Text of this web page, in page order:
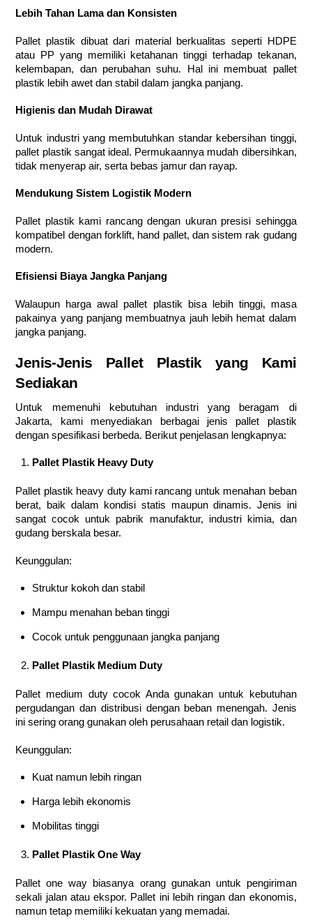
Lebih Tahan Lama dan Konsisten
Pallet plastik dibuat dari material berkualitas seperti HDPE
atau PP yang memiliki ketahanan tinggi terhadap tekanan,
kelembapan, dan perubahan suhu. Hal ini membuat pallet
plastik lebih awet dan stabil dalam jangka panjang.
Higienis dan Mudah Dirawat
Untuk industri yang membutuhkan standar kebersihan tinggi,
pallet plastik sangat ideal. Permukaannya mudah dibersihkan,
tidak menyerap air, serta bebas jamur dan rayap.
Mendukung Sistem Logistik Modern
Pallet plastik kami rancang dengan ukuran presisi sehingga
kompatibel dengan forklift, hand pallet, dan sistem rak gudang
modern.
Efisiensi Biaya Jangka Panjang
Walaupun harga awal pallet plastik bisa lebih tinggi, masa
pakainya yang panjang membuatnya jauh lebih hemat dalam
jangka panjang.
Jenis-Jenis Pallet Plastik yang Kami
Sediakan
Untuk memenuhi kebutuhan industri yang beragam di
Jakarta, kami menyediakan berbagai jenis pallet plastik
dengan spesifikasi berbeda. Berikut penjelasan lengkapnya:
Pallet Plastik Heavy Duty
Pallet plastik heavy duty kami rancang untuk menahan beban
berat, baik dalam kondisi statis maupun dinamis. Jenis ini
sangat cocok untuk pabrik manufaktur, industri kimia, dan
gudang berskala besar.
Keunggulan:
Struktur kokoh dan stabil
Mampu menahan beban tinggi
Cocok untuk penggunaan jangka panjang
Pallet Plastik Medium Duty
Pallet medium duty cocok Anda gunakan untuk kebutuhan
pergudangan dan distribusi dengan beban menengah. Jenis
ini sering orang gunakan oleh perusahaan retail dan logistik.
Keunggulan:
Kuat namun lebih ringan
Harga lebih ekonomis
Mobilitas tinggi
Pallet Plastik One Way
Pallet one way biasanya orang gunakan untuk pengiriman
sekali jalan atau ekspor. Pallet ini lebih ringan dan ekonomis,
namun tetap memiliki kekuatan yang memadai.